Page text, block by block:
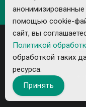
Все рекламируемые
помощью cookie-
сайт, вы
Политикой
обработкой таких
ресурса.
Принять